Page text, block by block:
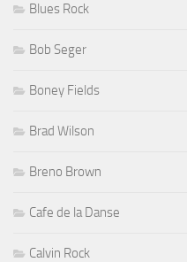
Blues Rock
Bob Seger
Boney Fields
Brad Wilson
Breno Brown
Cafe de la Danse
Calvin Rock